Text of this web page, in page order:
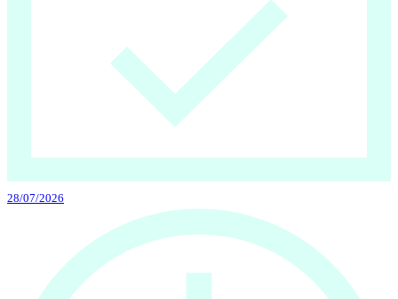
28/07/2026